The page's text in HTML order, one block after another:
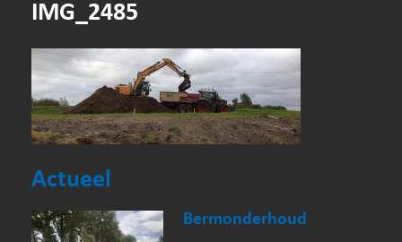
IMG_2485
Actueel
Bermonderhoud